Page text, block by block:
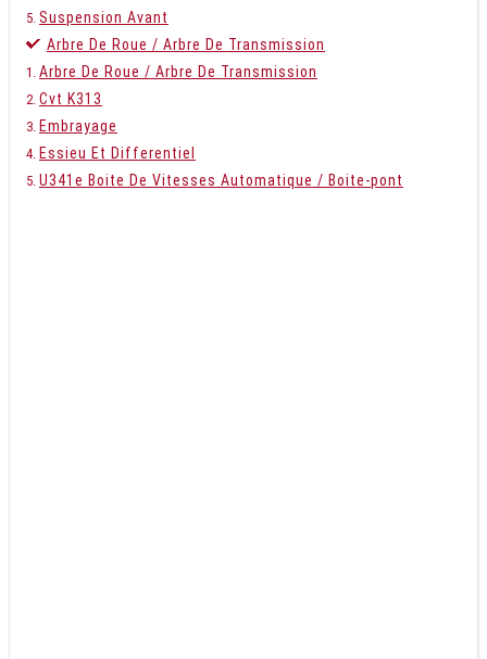
Suspension Avant
Arbre De Roue / Arbre De Transmission
Arbre De Roue / Arbre De Transmission
Cvt K313
Embrayage
Essieu Et Differentiel
U341e Boite De Vitesses Automatique / Boite-pont